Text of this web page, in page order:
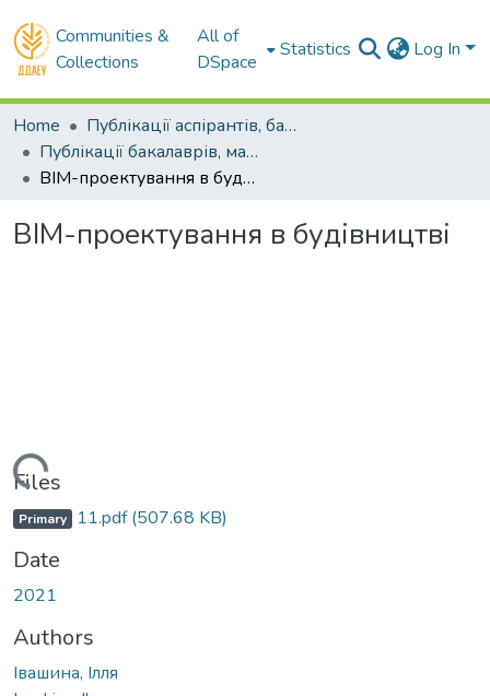
Communities &
Collections
All of
DSpace
Statistics Log In
Home
Публікації аспірантів, бакалаврів, магістрів
Публікації бакалаврів, магістрів
BIM-проектування в будівництві
BIM-проектування в будівництві
Files
Primary 11.pdf(507.68 KB)
Date
2021
Authors
Івашина, Ілля